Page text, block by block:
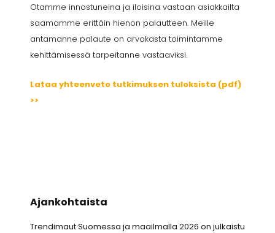
Otamme innostuneina ja iloisina vastaan asiakkailta
saamamme erittäin hienon palautteen. Meille
antamanne palaute on arvokasta toimintamme
kehittämisessä tarpeitanne vastaaviksi.
Lataa yhteenveto tutkimuksen tuloksista (pdf)
>>
Ajankohtaista
Trendimaut Suomessa ja maailmalla 2026 on julkaistu